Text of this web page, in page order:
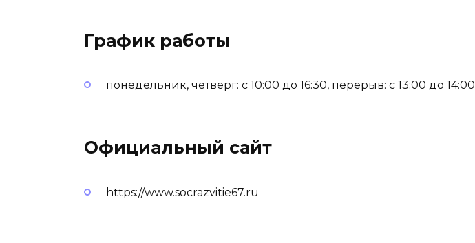
График работы
понедельник, четверг: с 10:00 до 16:30, перерыв: с 13:00 до 14:00
Официальный сайт
https://www.socrazvitie67.ru